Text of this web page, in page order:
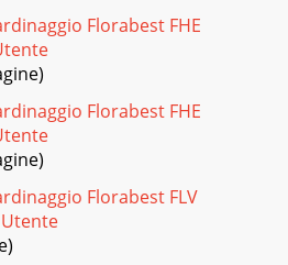
Ingeval van gebreken aan
te
plaatje,
Florabest FHE
Florabest FHE
Florabest FLV